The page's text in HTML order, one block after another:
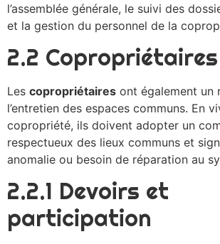
l’assemblée générale, le suivi des
et la gestion du personnel de la
2.2 Copropriétaires
Les copropriétaires ont également un
l’entretien des espaces communs. En
copropriété, ils doivent adopter un
respectueux des lieux communs et
anomalie ou besoin de réparation au
2.2.1 Devoirs et
participation